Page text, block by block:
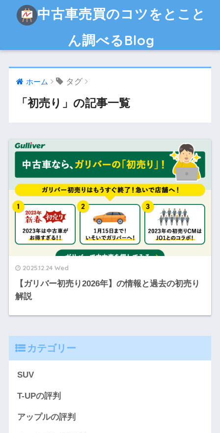
中古車売買のコツをとこと
ん調べるBlog
ホーム タグ
「初売り」の記事一覧
2025.12.24 Wed
【ガリバー初売り2026年】の情報と過去の初売り
解説
カテゴリー
SUV
T-UPの評判
アップルの評判